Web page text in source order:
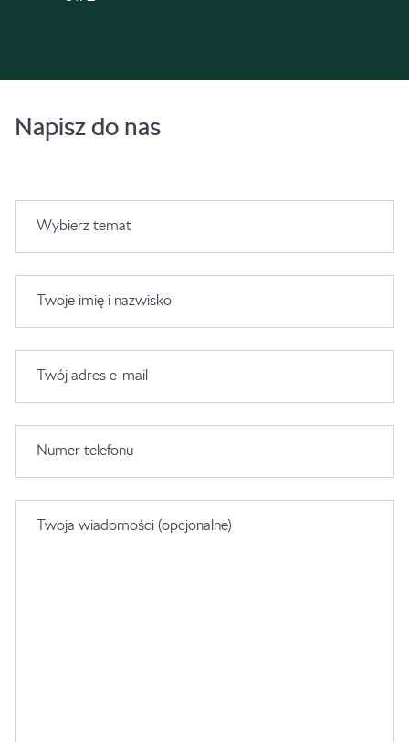
Napisz do nas
Wybierz temat
Twoje imię i nazwisko
Twój adres e-mail
Numer telefonu
Twoja wiadomości (opcjonalne)